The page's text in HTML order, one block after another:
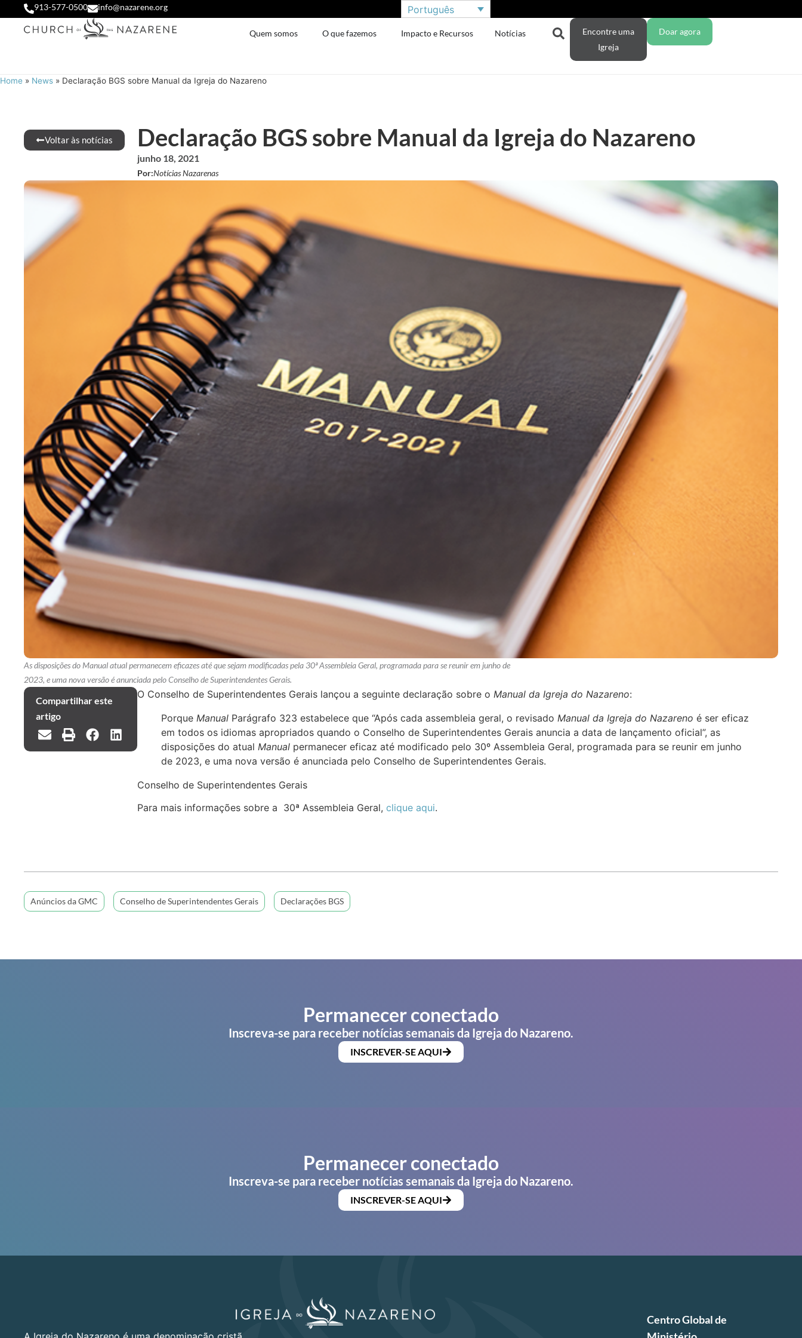
913-577-0500 info@nazarene.org Português
Quem somos O que fazemos Impacto e Recursos Notícias
Encontre uma
Igreja
Doar agora
Home » News » Declaração BGS sobre Manual da Igreja do Nazareno
Voltar às notícias Declaração BGS sobre Manual da Igreja do Nazareno
junho 18, 2021
Por:Notícias Nazarenas
As disposições do Manual atual permanecem eficazes até que sejam modificadas pela 30ª Assembleia Geral, programada para se reunir em junho de
2023, e uma nova versão é anunciada pelo Conselho de Superintendentes Gerais.
Compartilhar este
artigo
O Conselho de Superintendentes Gerais lançou a seguinte declaração sobre o Manual da Igreja do Nazareno:
Porque ManualParágrafo 323 estabelece que “Após cada assembleia geral, o revisado Manual da Igreja do Nazareno é ser eficaz
em todos os idiomas apropriados quando o Conselho de Superintendentes Gerais anuncia a data de lançamento oficial”, as
disposições do atual Manualpermanecer eficaz até modificado pelo 30º Assembleia Geral, programada para se reunir em junho
de 2023, e uma nova versão é anunciada pelo Conselho de Superintendentes Gerais.
Conselho de Superintendentes Gerais
Para mais informações sobre a 30ª Assembleia Geral, clique aqui.
Anúncios da GMC Conselho de Superintendentes Gerais Declarações BGS
Permanecer conectado
Inscreva-se para receber notícias semanais da Igreja do Nazareno.
INSCREVER-SE AQUI
Permanecer conectado
Inscreva-se para receber notícias semanais da Igreja do Nazareno.
INSCREVER-SE AQUI
Centro Global de